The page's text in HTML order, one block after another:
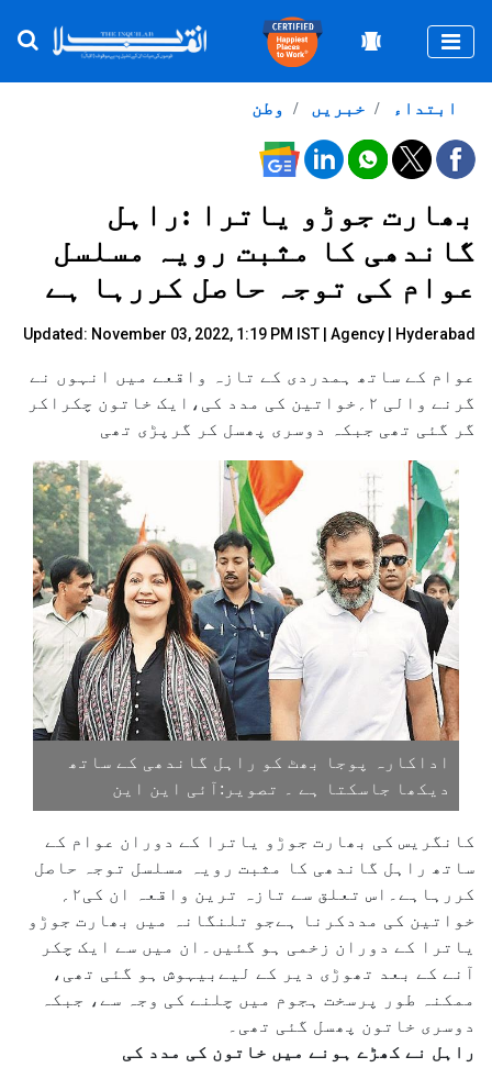
وطن خبریں ابتداء
بھارت جوڑو یاترا :راہل
گاندھی کا مثبت رویہ مسلسل
عوام کی توجہ حاصل کررہا ہے
Updated: November 03, 2022, 1:19 PM IST | Agency | Hyderabad
عوام کے ساتھ ہمدردی کے تازہ واقعے میں انہوں نے
گرنے والی ۲؍خواتین کی مدد کی،ایک خاتون چکراکر
گر گئی تھی جبکہ دوسری پھسل کر گرپڑی تھی
اداکارہ پوجا بھٹ کو راہل گاندھی کے ساتھ
دیکھا جاسکتا ہے ۔ تصویر:آئی این این
کانگریس کی بھارت جوڑو یاترا کے دوران عوام کے
ساتھ راہل گاندھی کا مثبت رویہ مسلسل توجہ حاصل
خواتین کی مددکرنا ہےجو تلنگانہ میں بھارت جوڑو
یاترا کے دوران زخمی ہو گئیں۔ان میں سے ایک چکر
آنے کے بعد تھوڑی دیر کے لیےبیہوش ہو گئی تھی،
ممکنہ طور پرسخت ہجوم میں چلنے کی وجہ سے، جبکہ
دوسری خاتون پھسل گئی تھی۔
راہل نے کھڑے ہونے میں خاتون کی مدد کی